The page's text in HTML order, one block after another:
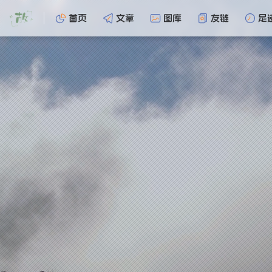
首页 文章 图库 友链 足